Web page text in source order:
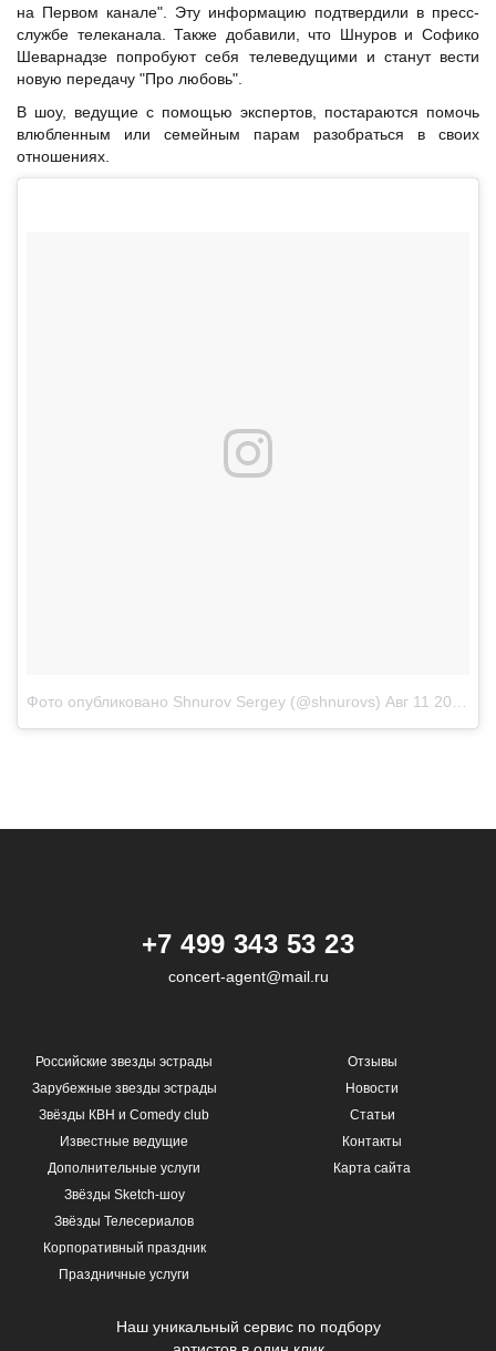
на Первом канале". Эту информацию подтвердили в пресс-
службе телеканала. Также добавили, что Шнуров и Софико
Шеварнадзе попробуют себя телеведущими и станут вести
новую передачу "Про любовь".
В шоу, ведущие с помощью экспертов, постараются помочь
влюбленным или семейным парам разобраться в своих
отношениях.
Фото опубликовано Shnurov Sergey (@shnurovs) Авг 11 2016 в 3:48 PDT
+7 499 343 53 23
concert-agent@mail.ru
Российские звезды эстрады
Зарубежные звезды эстрады
Звёзды КВН и Comedy club
Известные ведущие
Дополнительные услуги
Звёзды Sketch-шоу
Звёзды Телесериалов
Корпоративный праздник
Праздничные услуги
Отзывы
Новости
Статьи
Контакты
Карта сайта
Наш уникальный сервис по подбору